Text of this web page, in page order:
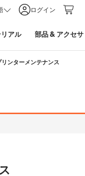
ログイン
アル 部品& アクセ
リンターメンテナンス